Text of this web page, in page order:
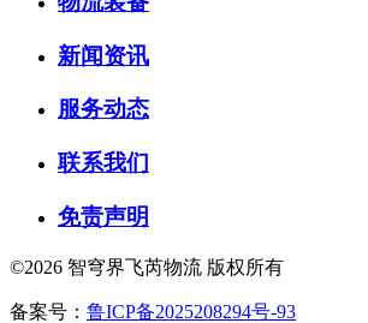
新闻资讯
服务动态
联系我们
免责声明
©2026 智穹界飞芮物流 版权所有
备案号： 鲁ICP备2025208294号-93